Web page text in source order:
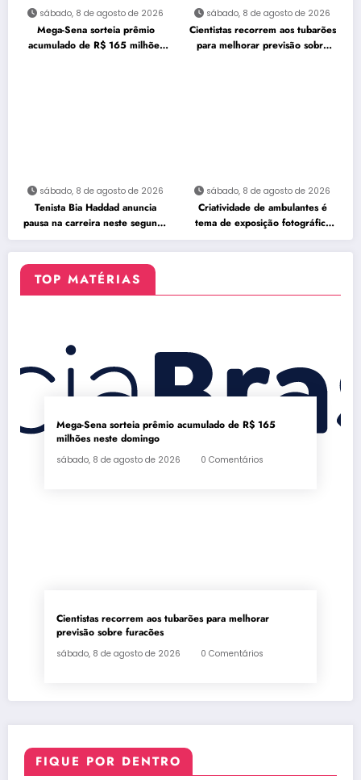
sábado, 8 de agosto de 2026
Mega-Sena sorteia prêmio
acumulado de R$ 165 milhões
sábado, 8 de agosto de 2026
Cientistas recorrem aos tubarões
para melhorar previsão sobre
sábado, 8 de agosto de 2026
Tenista Bia Haddad anuncia
pausa na carreira neste segundo
semestre
sábado, 8 de agosto de 2026
Criatividade de ambulantes é
tema de exposição fotográfica
no Rio
TOP MATÉRIAS
Mega-Sena sorteia prêmio acumulado de R$ 165
milhões neste domingo
sábado, 8 de agosto de 2026 0 Comentários
Cientistas recorrem aos tubarões para melhorar
previsão sobre furacões
sábado, 8 de agosto de 2026 0 Comentários
FIQUE POR DENTRO